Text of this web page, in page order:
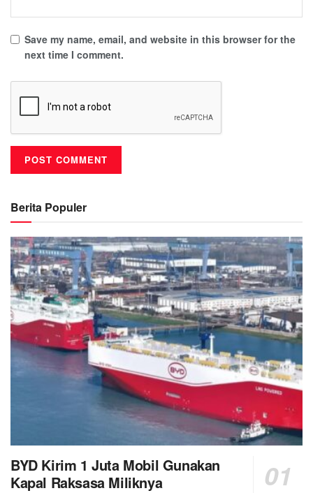
Save my name, email, and website in this browser for the
next time I comment.
Berita Populer
BYD Kirim 1 Juta Mobil Gunakan
Kapal Raksasa Miliknya